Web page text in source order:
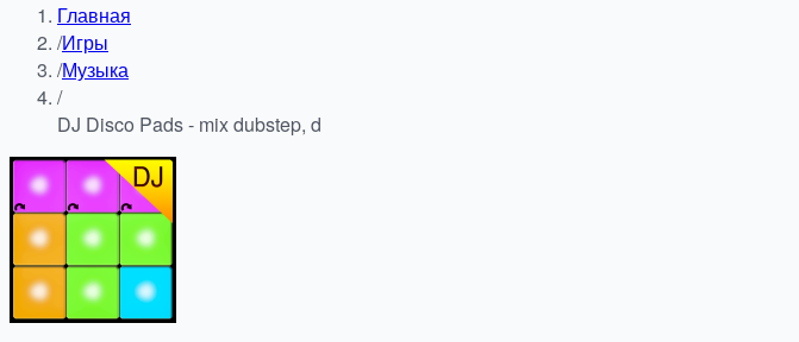
Главная
/Игры
/Музыка
/
DJ Disco Pads - mix dubstep, d